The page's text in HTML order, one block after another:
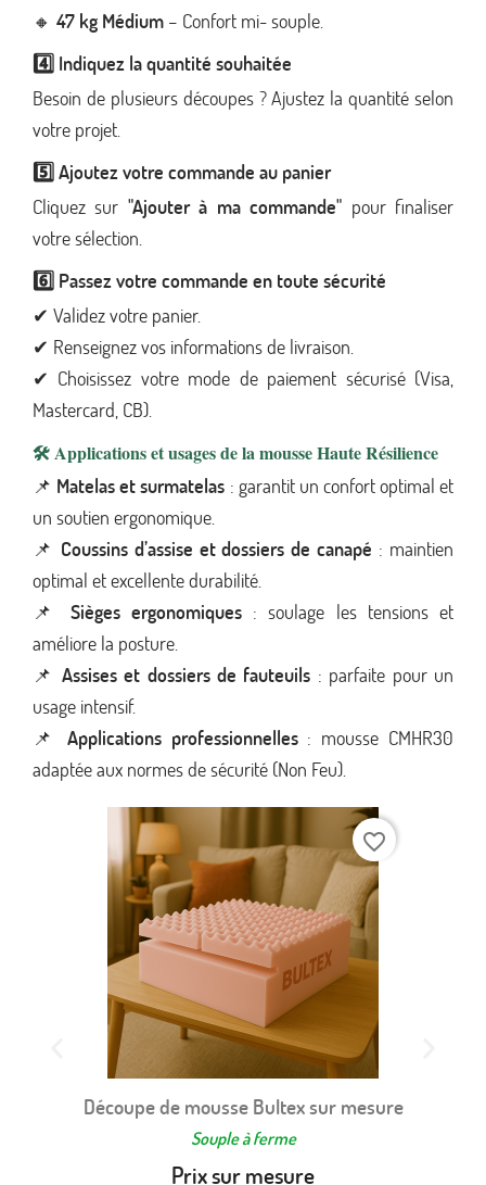
🔸 47 kg Médium – Confort mi- souple.
4️⃣ Indiquez la quantité souhaitée
Besoin de plusieurs découpes ? Ajustez la quantité selon
votre projet.
5️⃣ Ajoutez votre commande au panier
Cliquez sur "Ajouter à ma commande" pour finaliser
votre sélection.
6️⃣ Passez votre commande en toute sécurité
✔ Validez votre panier.
✔ Renseignez vos informations de livraison.
✔ Choisissez votre mode de paiement sécurisé (Visa,
Mastercard, CB).
🛠️ Applications et usages de la mousse Haute Résilience
📌 Matelas et surmatelas : garantit un confort optimal et
un soutien ergonomique.
📌 Coussins d’assise et dossiers de canapé : maintien
optimal et excellente durabilité.
📌 Sièges ergonomiques: soulage les tensions et
améliore la posture.
📌 Assises et dossiers de fauteuils : parfaite pour un
usage intensif.
📌 Applications professionnelles: mousse CMHR30
adaptée aux normes de sécurité (Non Feu).
Découpe de mousse Bultex sur mesure
Souple à ferme
Prix sur mesure
favorite_border